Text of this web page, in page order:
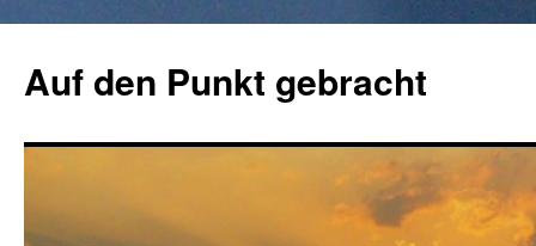
springen
Auf den Punkt gebracht